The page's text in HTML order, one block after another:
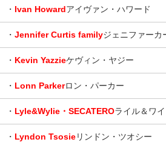
・ Ivan Howardアイヴァン・ハワード
・ Jennifer Curtis familyジェニファーカ
・ Kevin Yazzieケヴィン・ヤジー
・ Lonn Parkerロン・パーカー
・ Lyle&Wylie・SECATEROライル＆ワ
・ Lyndon Tsosieリンドン・ツオシー